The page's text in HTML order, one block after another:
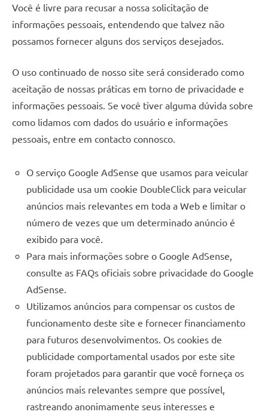
cascata
resinadas.
procura
de
uma
mesa
redonda
uma
mesa
jantar
para
lugares,
aqui
você
encontrará
tudo
precisa
para
transformar
Você é livre para recusar a nossa solicitação de
informações pessoais, entendendo que talvez não
possamos fornecer alguns dos serviços desejados.
O uso continuado de nosso site será considerado como
aceitação de nossas práticas em torno de privacidade e
informações pessoais. Se você tiver alguma dúvida sobre
como lidamos com dados do usuário e informações
pessoais, entre em contacto connosco.
O serviço Google AdSense que usamos para veicular
publicidade usa um cookie DoubleClick para veicular
anúncios mais relevantes em toda a Web e limitar o
número de vezes que um determinado anúncio é
exibido para você.
Para mais informações sobre o Google AdSense,
consulte as FAQs oficiais sobre privacidade do Google
AdSense.
Utilizamos anúncios para compensar os custos de
funcionamento deste site e fornecer financiamento
para futuros desenvolvimentos. Os cookies de
publicidade comportamental usados ​​por este site
foram projetados para garantir que você forneça os
anúncios mais relevantes sempre que possível,
rastreando anonimamente seus interesses e